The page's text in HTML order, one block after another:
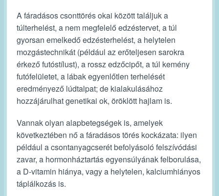
A fáradásos csonttörés okai között találjuk a
túlterhelést, a nem megfelelő edzéstervet, a túl
gyorsan emelkedő edzésterhelést, a helytelen
mozgástechnikát (például az erőteljesen sarokra
érkező futóstílust), a rossz edzőcipőt, a túl kemény
futófelületet, a lábak egyenlőtlen terhelését
eredményező lúdtalpat; de kialakulásához
hozzájárulhat genetikai ok, öröklött hajlam is.
Vannak olyan alapbetegségek is, amelyek
következtében nő a fáradásos törés kockázata: ilyen
például a csontanyagcserét befolyásoló felszívódási
zavar, a hormonháztartás egyensúlyának felborulása,
a D-vitamin hiánya, vagy a helytelen, kalciumhiányos
táplálkozás is.